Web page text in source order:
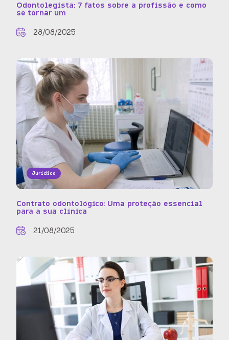
Odontolegista: 7 fatos sobre a profissão e como
se tornar um
28/08/2025
Jurídico
Contrato odontológico: Uma proteção essencial
para a sua clínica
21/08/2025